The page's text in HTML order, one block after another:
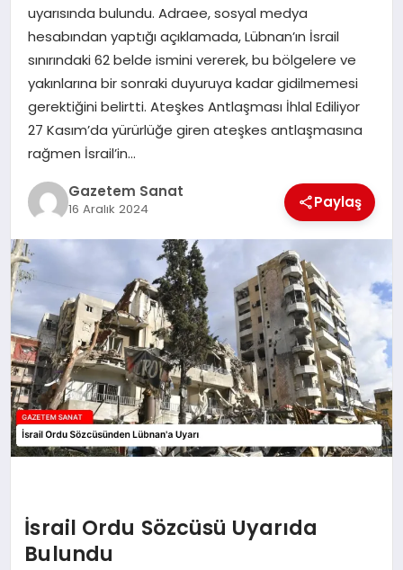
EKONOMI
SAĞLIK
DÜNYA
EĞITIM
uyarısında bulundu. Adraee, sosyal medya
hesabından yaptığı açıklamada, Lübnan’ın İsrail
sınırındaki 62 belde ismini vererek, bu bölgelere ve
yakınlarına bir sonraki duyuruya kadar gidilmemesi
gerektiğini belirtti. Ateşkes Antlaşması İhlal Ediliyor
27 Kasım’da yürürlüğe giren ateşkes antlaşmasına
rağmen İsrail’in…
Gazetem Sanat
16 Aralık 2024 Paylaş
İsrail Ordu Sözcüsü Uyarıda
Bulundu